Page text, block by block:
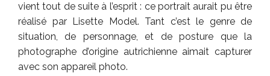
vient tout de suite à l’esprit : ce portrait aurait pu être
réalisé par Lisette Model. Tant c’est le genre de
situation, de personnage, et de posture que la
photographe d’origine autrichienne aimait capturer
avec son appareil photo.